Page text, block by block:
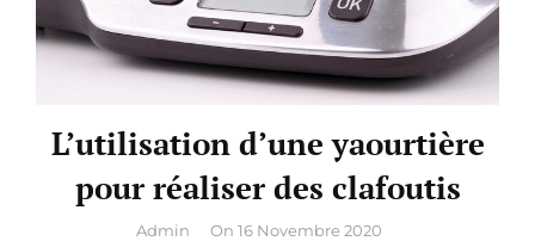
L’utilisation d’une yaourtière
pour réaliser des clafoutis
By
Admin On 16 Novembre 2020